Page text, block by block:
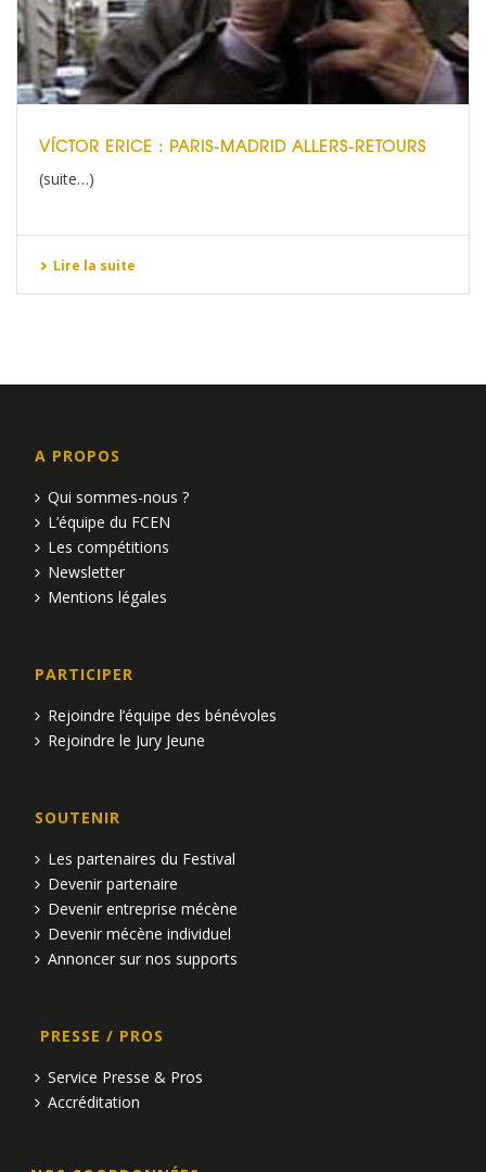
VÍCTOR ERICE : PARIS-MADRID ALLERS-RETOURS
(suite…)
Lire la suite
A PROPOS
Qui sommes-nous ?
L’équipe du FCEN
Les compétitions
Newsletter
Mentions légales
PARTICIPER
Rejoindre l’équipe des bénévoles
Rejoindre le Jury Jeune
SOUTENIR
Les partenaires du Festival
Devenir partenaire
Devenir entreprise mécène
Devenir mécène individuel
Annoncer sur nos supports
PRESSE / PROS
Service Presse & Pros
Accréditation